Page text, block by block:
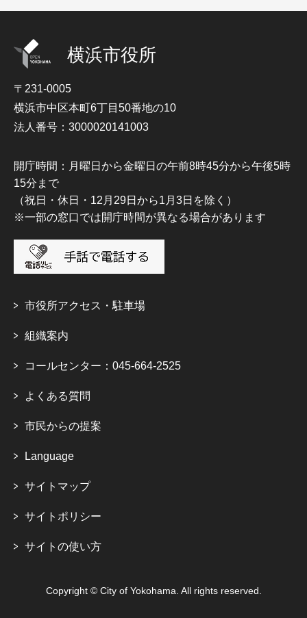
横浜市役所
〒231-0005
横浜市中区本町6丁目50番地の10
法人番号：3000020141003
開庁時間：月曜日から金曜日の午前8時45分から午後5時
15分まで
（祝日・休日・12月29日から1月3日を除く）
※一部の窓口では開庁時間が異なる場合があります
市役所アクセス・駐車場
組織案内
コールセンター：045-664-2525
よくある質問
市民からの提案
Language
サイトマップ
サイトポリシー
サイトの使い方
Copyright © City of Yokohama. All rights reserved.